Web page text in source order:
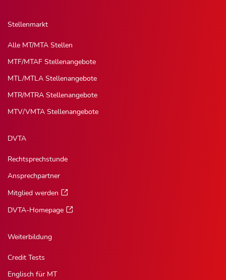
Stellenmarkt
Alle MT/MTA Stellen
MTF/MTAF Stellenangebote
MTL/MTLA Stellenangebote
MTR/MTRA Stellenangebote
MTV/VMTA Stellenangebote
DVTA
Rechtsprechstunde
Ansprechpartner
Mitglied werden
DVTA-Homepage
Weiterbildung
Credit Tests
Englisch für MT